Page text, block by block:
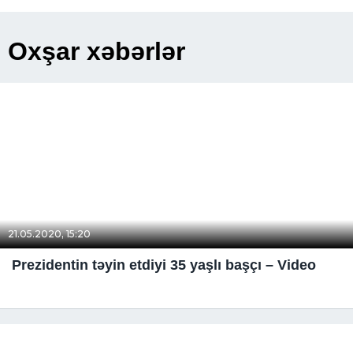
Oxşar xəbərlər
21.05.2020, 15:20
Prezidentin təyin etdiyi 35 yaşlı başçı – Video